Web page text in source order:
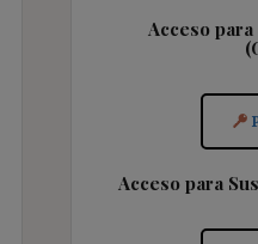
Acceso
Acceso para